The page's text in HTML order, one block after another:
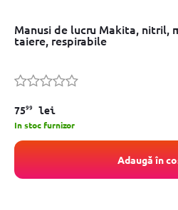
Manusi de lucru Makita, nitril,
taiere, respirabile
7599 lei
In stoc furnizor
Adaugă în